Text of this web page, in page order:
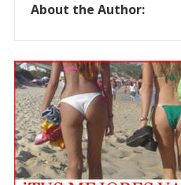
About the Author: